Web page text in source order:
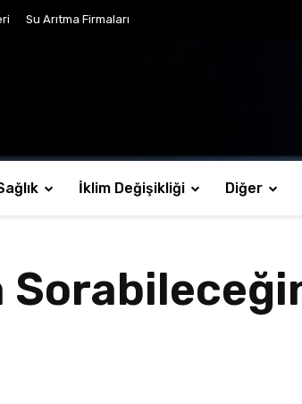
Su Arıtma Firmaları
İklim Değişikliği Diğer